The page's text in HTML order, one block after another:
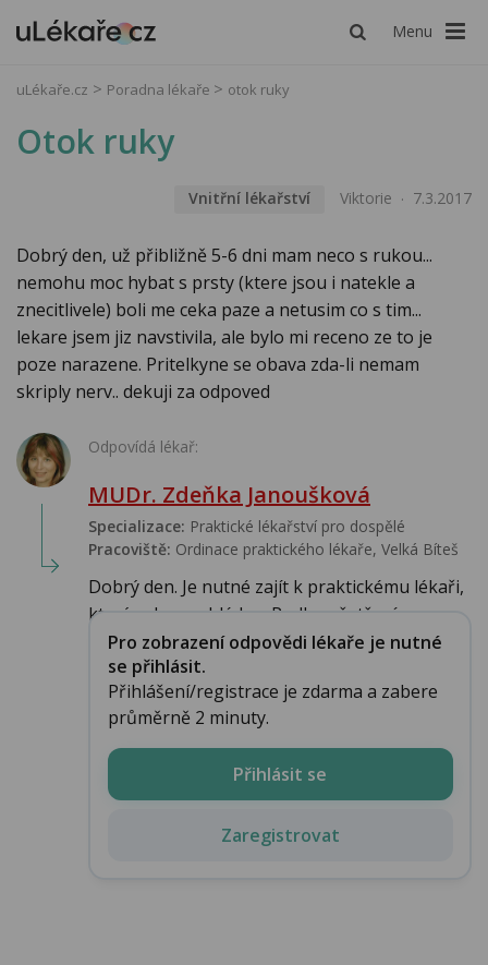
Menu
uLékaře.cz Poradna lékaře otok ruky
Otok ruky
Vnitřní lékařství Viktorie 7.3.2017
Dobrý den, už přibližně 5-6 dni mam neco s rukou...
nemohu moc hybat s prsty (ktere jsou i natekle a
znecitlivele) boli me ceka paze a netusim co s tim...
lekare jsem jiz navstivila, ale bylo mi receno ze to je
poze narazene. Pritelkyne se obava zda-li nemam
skriply nerv.. dekuji za odpoved
Odpovídá lékař:
MUDr. Zdeňka Janoušková
Specializace: Praktické lékařství pro dospělé
Pracoviště: Ordinace praktického lékaře, Velká Bíteš
Dobrý den. Je nutné zajít k praktickému lékaři,
který ruku prohlédne. Podle vyšetření roz...
Pro zobrazení odpovědi lékaře je nutné
se přihlásit.
Přihlášení/registrace je zdarma a zabere
průměrně 2 minuty.
Přihlásit se
Zaregistrovat